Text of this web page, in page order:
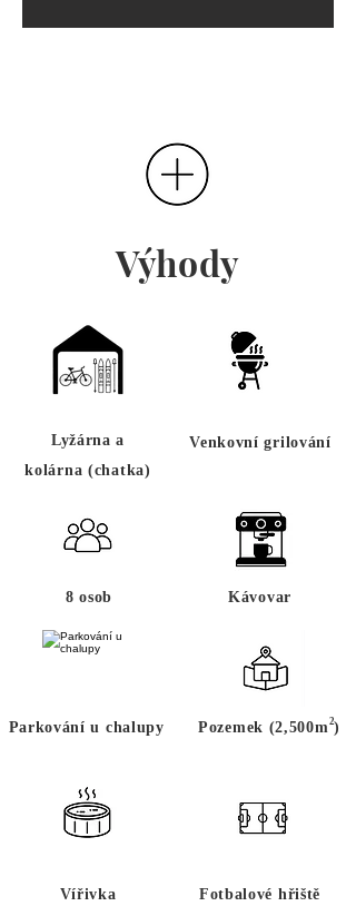
Výhody
Lyžárna a
kolárna (chatka)
Venkovní grilování
8 osob Kávovar
Parkování u chalupy Pozemek (2,500m )
2
Vířivka Fotbalové hřiště